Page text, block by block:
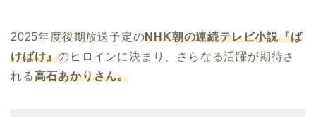
2025年度後期放送予定のNHK朝の連続テレビ小説『ば
けばけ』のヒロインに決まり、さらなる活躍が期待さ
れる高石あかりさん。